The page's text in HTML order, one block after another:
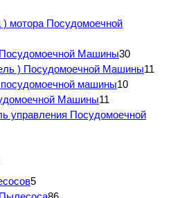
) мотора Посудомоечной
Машины30
) Посудомоечной Машины11
машины10
Машины11
управления Посудомоечной
5